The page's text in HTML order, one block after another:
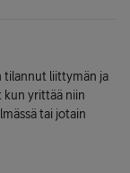
tilannut liittymän ja
kun yrittää niin
tai jotain